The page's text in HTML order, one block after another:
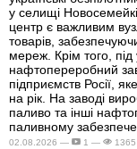
у селищі
центр є важливим
товарів,
мереж. Крім того,
нафтопереробний
підприємств Росії,
на рік. На заводі
паливо та інші
паливному
02.08.2026 — 1 — 1365